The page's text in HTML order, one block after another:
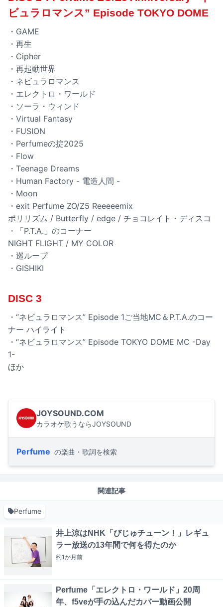
ビュラロマンス” Episode TOKYO DOME
・GAME
・再生
・Cipher
・再起動世界
・ネビュラロマンス
・エレクトロ・ワールド
・ソーラ・ウィンド
・Virtual Fantasy
・FUSION
・Perfumeの掟2025
・Flow
・Teenage Dreams
・Human Factory - 電造人間 -
・Moon
・exit Perfume ZO/Z5 Reeeeemix
ポリリズム / Butterfly / edge / チョコレイト・ディスコ
・「P.T.A.」のコーナー
NIGHT FLIGHT / MY COLOR
・巡ループ
・GISHIKI
DISC 3
・“ネビュラロマンス” Episode 1ご当地MC＆P.T.A.のコー
ナー ハイライト
・“ネビュラロマンス” Episode TOKYO DOME MC -Day
1-
ほか
JOYSOUND.COM
カラオケ歌うならJOYSOUND
Perfume の楽曲・歌詞を検索
関連記事
Perfume
井上涼はNHK「びじゅチューン！」レギュ
ラー放送の13年間で何を得たのか
約1か月前
Perfume「エレクトロ・ワールド」20周
年、f5veが手の込んだカバー動画公開